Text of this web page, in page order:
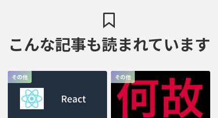
こんな記事も読まれています
その他 その他